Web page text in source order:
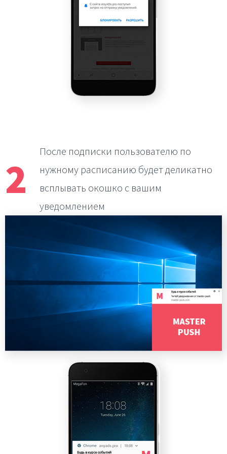
2
После подписки пользователю по
нужному расписанию будет деликатно
всплывать окошко с вашим
уведомлением